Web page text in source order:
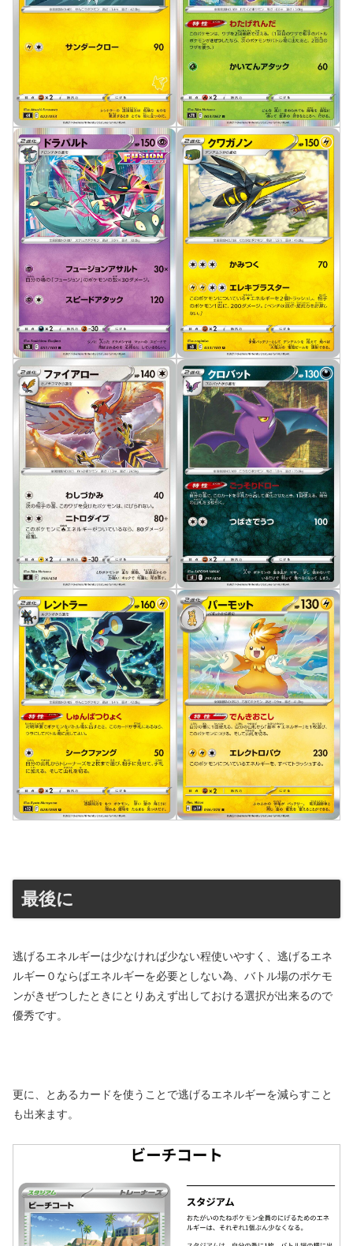
最後に
逃げるエネルギーは少なければ少ない程使いやすく、逃げるエネ
ルギー０ならばエネルギーを必要としない為、バトル場のポケモ
ンがきぜつしたときにとりあえず出しておける選択が出来るので
優秀です。
更に、とあるカードを使うことで逃げるエネルギーを減らすこと
も出来ます。